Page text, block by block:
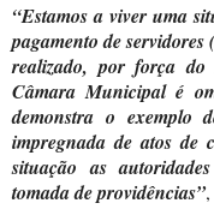
“Estamos a viver uma
pagamento de servidores
realizado, por força do
Câmara Municipal é
demonstra o exemplo
impregnada de atos de
situação as
tomada de providências”